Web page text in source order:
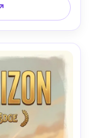
suave